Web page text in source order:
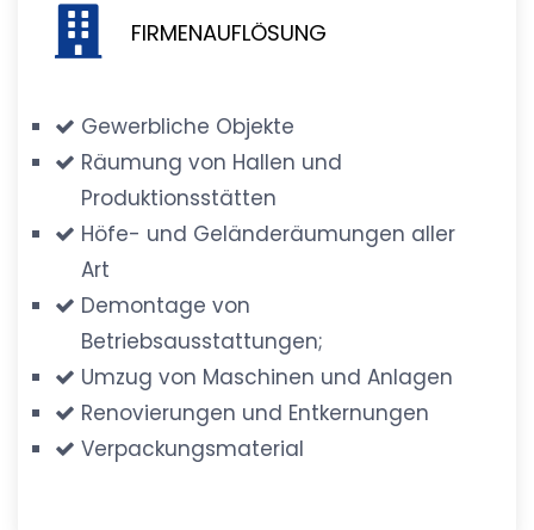
FIRMENAUFLÖSUNG
Gewerbliche Objekte
Räumung von Hallen und
Produktionsstätten
Höfe- und Geländeräumungen aller
Art
Demontage von
Betriebsausstattungen;
Umzug von Maschinen und Anlagen
Renovierungen und Entkernungen
Verpackungsmaterial